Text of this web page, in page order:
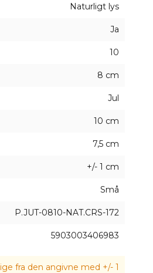
Naturligt lys
Ja
10
8 cm
Jul
10 cm
7,5 cm
+/- 1 cm
Små
P.JUT-0810-NAT.CRS-172
5903003406983
fra den angivne med +/- 1